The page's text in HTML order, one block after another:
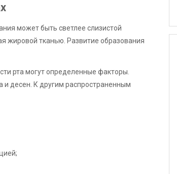
может быть светлее слизистой
жировой тканью. Развитие образования
рта могут определенные факторы.
и десен. К другим распространенным